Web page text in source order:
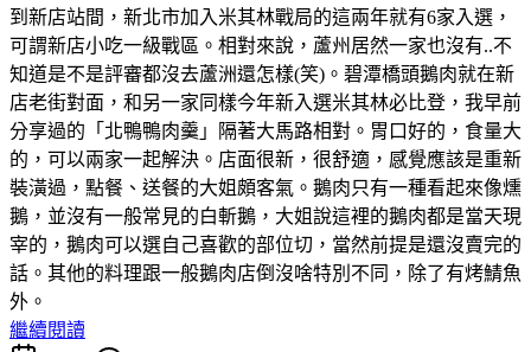
到新店站間，新北市加入米其林戰局的這兩年就有6家入選，
可謂新店小吃一級戰區。相對來說，蘆州居然一家也沒有..不
知道是不是評審都沒去蘆洲還怎樣(笑)。碧潭橋頭鵝肉就在新
店老街對面，和另一家同樣今年新入選米其林必比登，我早前
分享過的「北鴨鴨肉羹」隔著大馬路相對。胃口好的，食量大
的，可以兩家一起解決。店面很新，很舒適，感覺應該是重新
裝潢過，點餐、送餐的大姐頗客氣。鵝肉只有一種看起來像燻
鵝，並沒有一般常見的白斬鵝，大姐說這裡的鵝肉都是當天現
宰的，鵝肉可以選自己喜歡的部位切，當然前提是還沒賣完的
話。其他的料理跟一般鵝肉店倒沒啥特別不同，除了有烤鯖魚
外。
繼續閱讀